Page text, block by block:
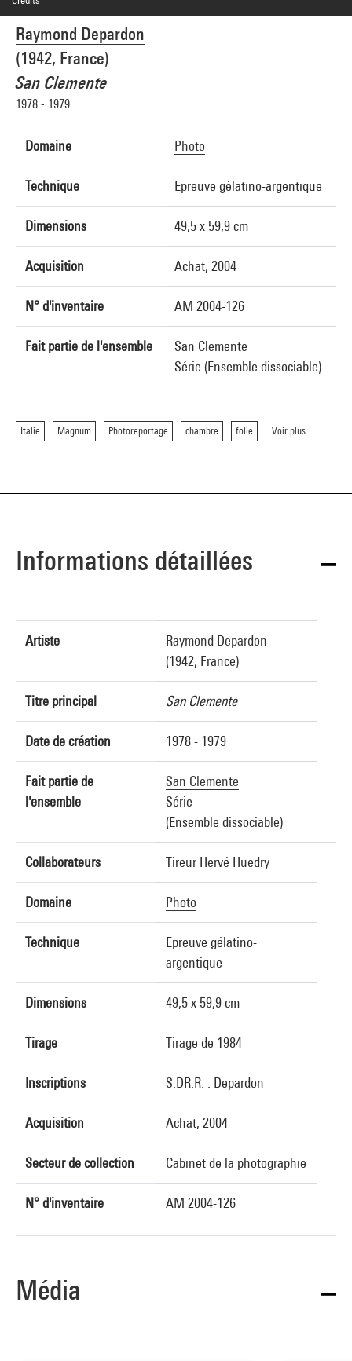
Raymond Depardon
(1942, France)
San Clemente
1978 - 1979
Domaine Photo
Technique Epreuve gélatino-argentique
Dimensions 49,5 x 59,9 cm
Acquisition Achat, 2004
N° d'inventaire AM 2004-126
Fait partie de l'ensemble
San Clemente
Série (Ensemble dissociable)
Italie Magnum Photoreportage chambre folie Voir plus
© Raymond Depardon / Magnum Photos
Crédit photographique : Centre Pompidou, MNAM-CCI/Georges Meguerditchian/Dist.
GrandPalaisRmn
Réf. image : 4N01049
Informations détaillées
Artiste
Raymond Depardon
(1942, France)
Titre principal San Clemente
Date de création 1978 - 1979
Fait partie de
l'ensemble
San Clemente
Série
(Ensemble dissociable)
Collaborateurs Tireur Hervé Huedry
Domaine Photo
Technique
Epreuve gélatino-
argentique
Dimensions 49,5 x 59,9 cm
Tirage Tirage de 1984
Inscriptions S.DR.R. : Depardon
Acquisition Achat, 2004
Secteur de collection Cabinet de la photographie
N° d'inventaire AM 2004-126
Média